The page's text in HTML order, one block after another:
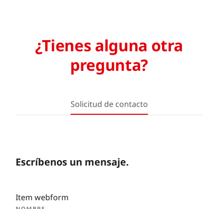
¿Tienes alguna otra
pregunta?
Solicitud de contacto
Escríbenos un mensaje.
Item webform